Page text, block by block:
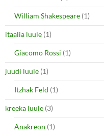
William Shakespeare (1)
itaalia luule (1)
Giacomo Rossi (1)
juudi luule (1)
Itzhak Feld (1)
kreeka luule (3)
Anakreon (1)